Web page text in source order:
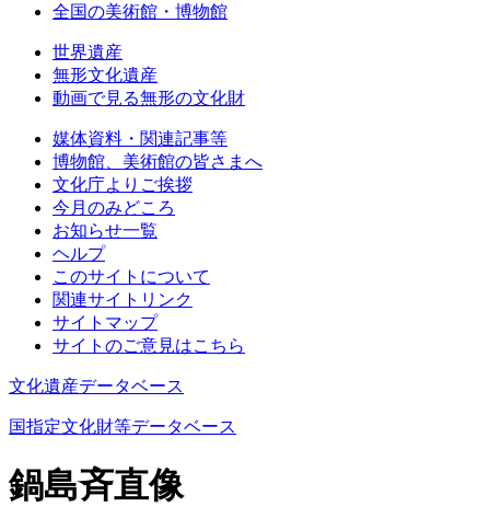
全国の美術館・博物館
世界遺産
無形文化遺産
動画で見る無形の文化財
媒体資料・関連記事等
博物館、美術館の皆さまへ
文化庁よりご挨拶
今月のみどころ
お知らせ一覧
ヘルプ
このサイトについて
関連サイトリンク
サイトマップ
サイトのご意見はこちら
文化遺産データベース
国指定文化財等データベース
鍋島斉直像